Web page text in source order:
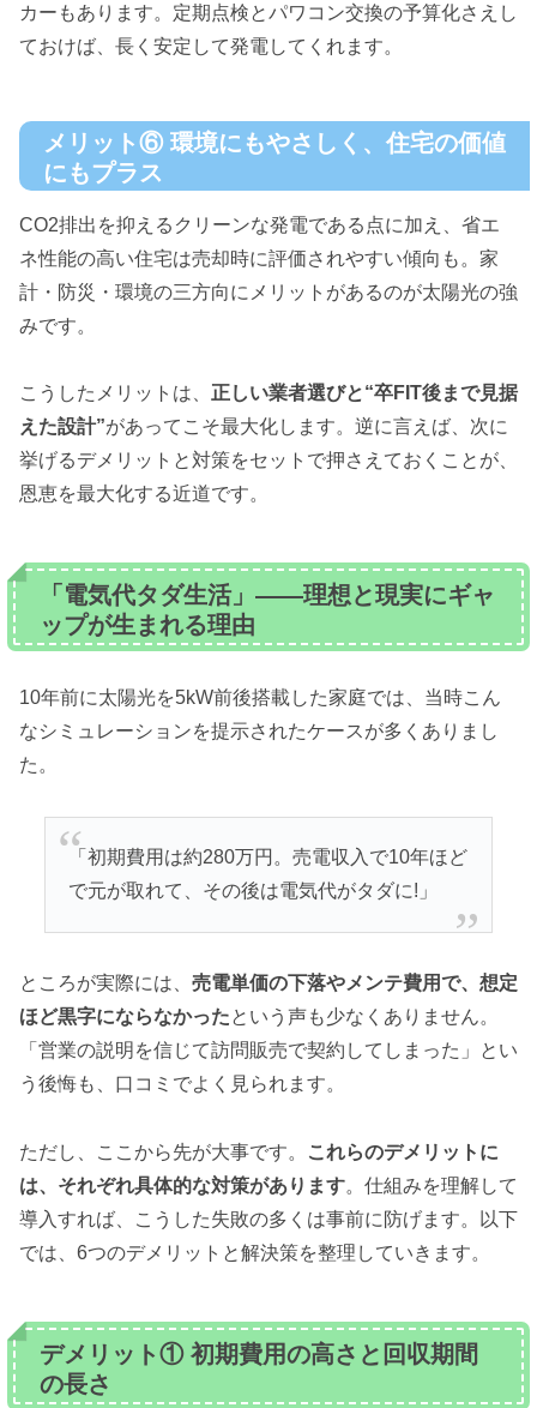
カーもあります。定期点検とパワコン交換の予算化さえし
ておけば、長く安定して発電してくれます。
メリット⑥ 環境にもやさしく、住宅の価値
にもプラス
CO2排出を抑えるクリーンな発電である点に加え、省エ
ネ性能の高い住宅は売却時に評価されやすい傾向も。家
計・防災・環境の三方向にメリットがあるのが太陽光の強
みです。
こうしたメリットは、 正しい業者選びと“卒FIT後まで見据
えた設計”があってこそ最大化します。逆に言えば、次に
挙げるデメリットと対策をセットで押さえておくことが、
恩恵を最大化する近道です。
「電気代タダ生活」——理想と現実にギャ
ップが生まれる理由
10年前に太陽光を5kW前後搭載した家庭では、当時こん
なシミュレーションを提示されたケースが多くありまし
た。
「初期費用は約280万円。売電収入で10年ほど
で元が取れて、その後は電気代がタダに!」
ところが実際には、 売電単価の下落やメンテ費用で、想定
ほど黒字にならなかったという声も少なくありません。
「営業の説明を信じて訪問販売で契約してしまった」とい
う後悔も、口コミでよく見られます。
ただし、ここから先が大事です。
これらのデメリットに
は、それぞれ具体的な対策があります。仕組みを理解して
導入すれば、こうした失敗の多くは事前に防げます。以下
では、6つのデメリットと解決策を整理していきます。
デメリット① 初期費用の高さと回収期間
の長さ